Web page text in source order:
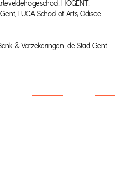
HOGENT,
LUCA School of Arts, Odisee –
& Verzekeringen, de Stad Gent